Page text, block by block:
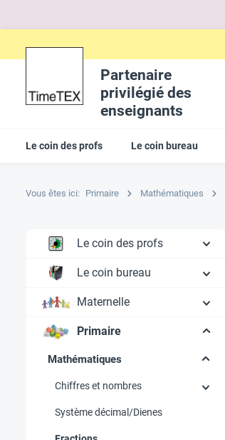
Partenaire
privilégié des
enseignants
Le coin des profs Le coin bureau
Vous êtes ici: Primaire Mathématiques
Le coin des profs
Le coin bureau
Maternelle
Primaire
Mathématiques
Chiffres et nombres
Système décimal/Dienes